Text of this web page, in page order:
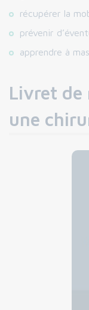
récupérer la
prévenir
apprendre à
Livret de
une